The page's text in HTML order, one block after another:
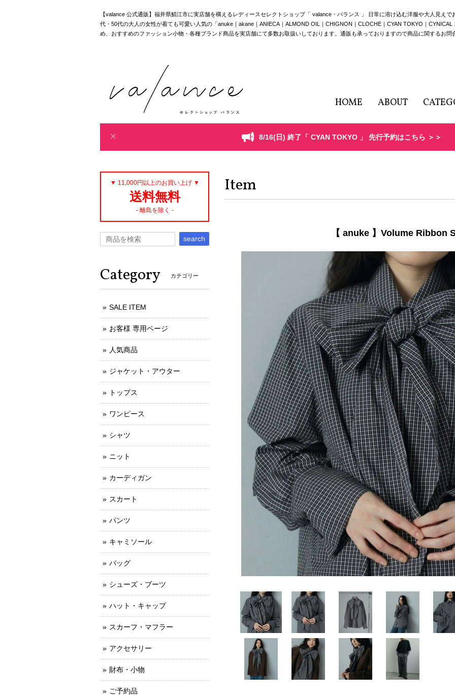
【valance 公式通販】福井県鯖江市に実店舗を構えるレディースセレクトショップ「 valance・バランス 」 日常に溶け込む洋服や大人見え
代・50代の大人の女性が着ても可愛い人気の「anuke｜akane｜ANIECA｜ALMOND OIL｜CHIGNON｜CLOCHE｜CYAN TOKYO｜CYNICAL
め、おすすめのファッション小物・各種ブランド商品を実店舗にて多数お取扱いしております。通販も承っておりますので商品に関するお問
HOME ABOUT
8/16(日) 終了「 CYAN TOKYO 」 先行予約はこちら ＞＞
Item
【 anuke 】Volume Ribbon
▼ 11,000円以上のお買い上げ ▼
送料無料
- 離島を除く -
search
Category カテゴリー
SALE ITEM
お客様 専用ページ
人気商品
ジャケット・アウター
トップス
ワンピース
シャツ
ニット
カーディガン
スカート
パンツ
キャミソール
バッグ
シューズ・ブーツ
ハット・キャップ
スカーフ・マフラー
アクセサリー
財布・小物
ご予約品